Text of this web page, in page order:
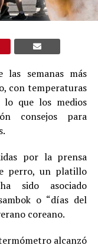
las semanas más
con temperaturas
que los medios
consejos para
por la prensa
perro, un platillo
sido asociado
o “días del
coreano.
alcanzó